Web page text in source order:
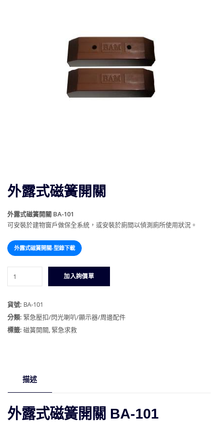
外露式磁簧開關
外露式磁簧開關 BA-101
可安裝於建物窗戶做保全系統，或安裝於廁間以偵測廁所使用狀況。
外露式磁簧開關-型錄下載
磁
簧
開
關
加入詢價單
貨號: BA-101
分類: 緊急壓扣/閃光喇叭/顯示器/周邊配件
標籤: 磁簧開關, 緊急求救
描述
外露式磁簧開關 BA-101